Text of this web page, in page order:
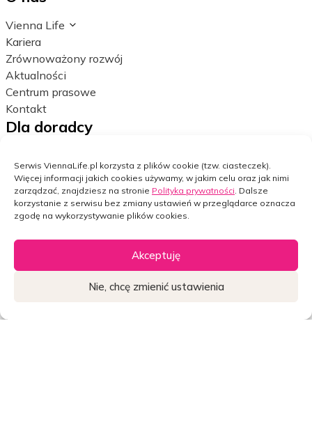
Serwis ViennaLife.pl korzysta z plików cookie (tzw. ciasteczek).
Więcej informacji jakich cookies używamy, w jakim celu oraz jak nimi
zarządzać, znajdziesz na stronie Polityka prywatności. Dalsze
korzystanie z serwisu bez zmiany ustawień w przeglądarce oznacza
zgodę na wykorzystywanie plików cookies.
Akceptuję
Nie, chcę zmienić ustawienia
Vienna Life
Kariera
Zrównoważony rozwój
Aktualności
Centrum prasowe
Kontakt
Dla doradcy
CLife
Vportal
Nasza Vienna
Cportal
Polisa24
Nota prawna
Ustawienia cookies